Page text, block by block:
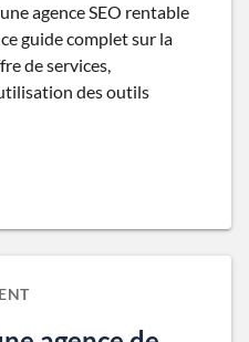
agence SEO rentable
guide complet sur la
de services,
des outils